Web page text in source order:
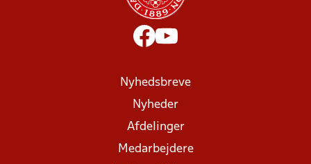
Nyhedsbreve
Nyheder
Afdelinger
Medarbejdere